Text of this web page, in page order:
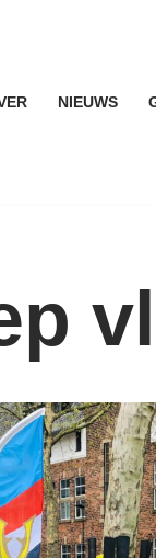
NIEUWS